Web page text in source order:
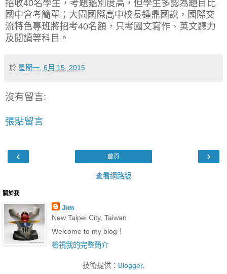
招收40名學生，考題鑑別度高，但學生多認為題目比
國中會考簡單；大園國際高中校長鍾鼎國說，國際交
流特色專班將招考40名額，只考國文寫作、英文聽力
及閱讀等科目。
於 星期一, 6月 15, 2015
沒有留言:
張貼留言
‹ ›
首頁
查看網路版
關於我
Jim
New Taipei City, Taiwan
Welcome to my blog！
檢視我的完整簡介
技術提供： Blogger.